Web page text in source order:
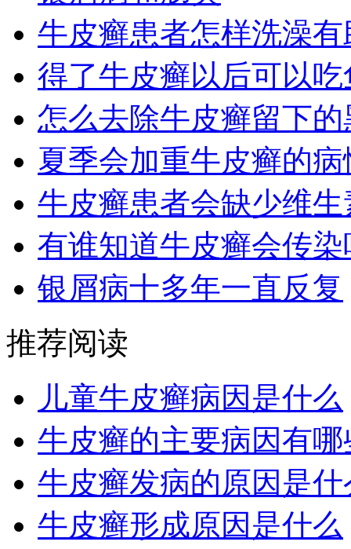
牛皮癣患者怎样洗澡
得了牛皮癣以后可以
怎么去除牛皮癣留下的
夏季会加重牛皮癣的病
牛皮癣患者会缺少维生
有谁知道牛皮癣会传染
银屑病十多年一直反复
推荐阅读
儿童牛皮癣病因是什么
牛皮癣的主要病因有哪
牛皮癣发病的原因是什
牛皮癣形成原因是什么